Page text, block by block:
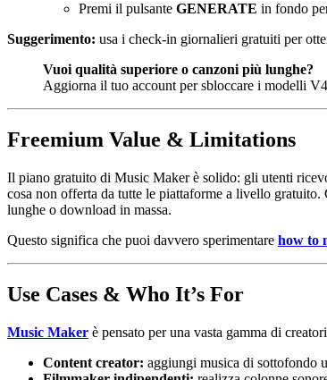
Premi il pulsante GENERATE in fondo
Suggerimento: usa i check-in giornalieri gratuiti per
Vuoi qualità superiore o canzoni più lunghe?
Aggiorna il tuo account per sbloccare i modelli
Freemium Value & Limitations
Il piano gratuito di Music Maker è solido: gli utenti
cosa non offerta da tutte le piattaforme a livello
lunghe o download in massa.
Questo significa che puoi davvero sperimentare how to
Use Cases & Who It’s For
Music Maker è pensato per una vasta gamma di
Content creator: aggiungi musica di sottofondo